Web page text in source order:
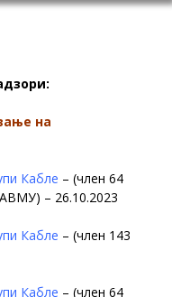
на
Кабле – (член 64
– 26.10.2023
Кабле – (член 143
Кабле – (член 64